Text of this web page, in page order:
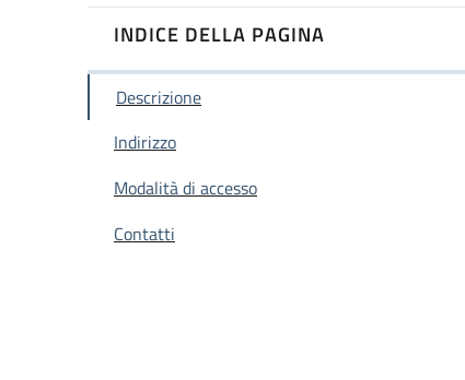
INDICE DELLA PAGINA
Descrizione
Indirizzo
Modalità di accesso
Contatti